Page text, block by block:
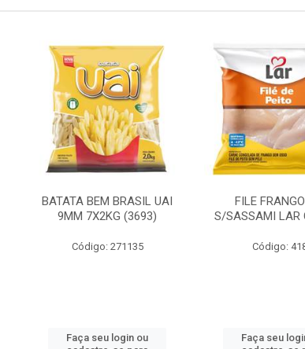
BATATA BEM BRASIL UAI
9MM 7X2KG (3693)
Código: 271135
Faça seu login ou
FILE
S/SASSAMI LAR
Código:
Faça seu